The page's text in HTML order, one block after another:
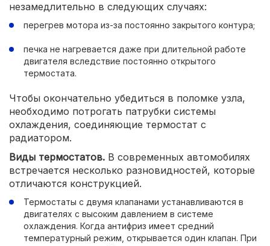
незамедлительно в следующих случаях:
перегрев мотора из-за постоянно закрытого контура;
печка не нагревается даже при длительной работе
двигателя вследствие постоянно открытого
термостата.
Чтобы окончательно убедиться в поломке узла,
необходимо потрогать патрубки системы
охлаждения, соединяющие термостат с
радиатором.
Виды термостатов. В современных автомобилях
встречается несколько разновидностей, которые
отличаются конструкцией.
Термостаты с двумя клапанами устанавливаются в
двигателях с высоким давлением в системе
охлаждения. Когда антифриз имеет средний
температурный режим, открывается один клапан. При